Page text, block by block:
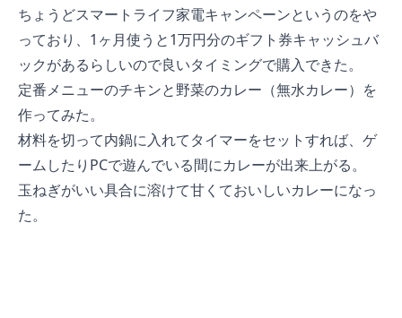
ちょうどスマートライフ家電キャンペーンというのをや
っており、1ヶ月使うと1万円分のギフト券キャッシュバ
ックがあるらしいので良いタイミングで購入できた。
定番メニューのチキンと野菜のカレー（無水カレー） を
作ってみた。
材料を切って内鍋に入れてタイマーをセットすれば、ゲ
ームしたりPCで遊んでいる間にカレーが出来上がる。
玉ねぎがいい具合に溶けて甘くておいしいカレーになっ
た。